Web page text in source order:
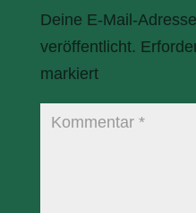
Deine E-Mail-
veröffentlicht.
markiert